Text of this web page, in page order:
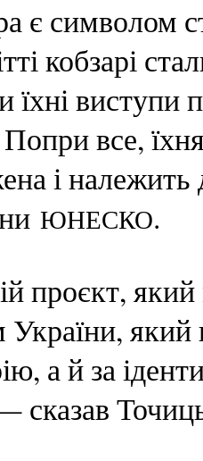
є символом
кобзарі
їхні виступи
все,
і належить
ЮНЕСКО.
проєкт, який
України, який
а й за
сказав